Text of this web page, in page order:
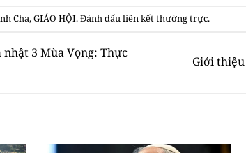
Cha,GIÁO HỘI. Đánh dấuliên kết thường trực.
3 Mùa Vọng: Thực
Giới thiệu